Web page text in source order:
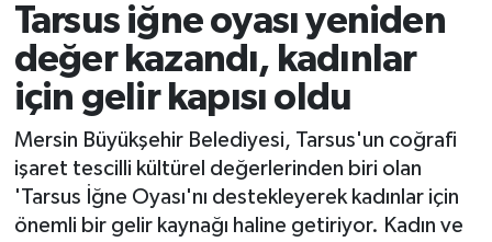
Tarsus iğne oyası yeniden
değer kazandı, kadınlar
için gelir kapısı oldu
Mersin Büyükşehir Belediyesi, Tarsus'un coğrafi
işaret tescilli kültürel değerlerinden biri olan
'Tarsus İğne Oyası'nı destekleyerek kadınlar için
önemli bir gelir kaynağı haline getiriyor. Kadın ve
Güncel
Haberde insan
Kültür - Sanat
Magazin
Haber Arşivi